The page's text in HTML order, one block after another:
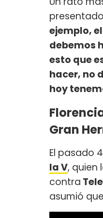
ejemplo,
debemos
esto que
hacer, no
hoy
Gran
El pasado
la V, quien
contra
asumió